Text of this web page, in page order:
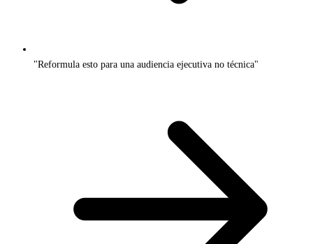
"Reformula esto para una audiencia ejecutiva no técnica"